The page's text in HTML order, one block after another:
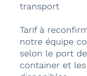
transport
Tarif à
notre équipe
selon le port
container et